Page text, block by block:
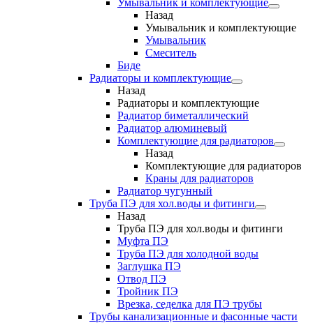
Умывальник и комплектующие
Назад
Умывальник и комплектующие
Умывальник
Смеситель
Биде
Радиаторы и комплектующие
Назад
Радиаторы и комплектующие
Радиатор биметаллический
Радиатор алюминевый
Комплектующие для радиаторов
Назад
Комплектующие для радиаторов
Краны для радиаторов
Радиатор чугунный
Труба ПЭ для хол.воды и фитинги
Назад
Труба ПЭ для хол.воды и фитинги
Муфта ПЭ
Труба ПЭ для холодной воды
Заглушка ПЭ
Отвод ПЭ
Тройник ПЭ
Врезка, седелка для ПЭ трубы
Трубы канализационные и фасонные части